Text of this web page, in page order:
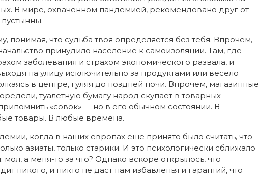
В мире, охваченном пандемией, рекомендовано друг от
понимая, что судьба твоя определяется без тебя. Впрочем,
принудило население к самоизоляции. Там, где
заболевания и страхом экономического развала, и
на улицу исключительно за продуктами или весело
в центре, гуляя до поздней ночи. Впрочем, магазинные
туалетную бумагу народ скупает в товарных
припомнить «совок» — но в его обычном состоянии. В
товары. В любые времена.
когда в наших европах еще принято было считать, что
азиаты, только старики. И это психологически сближало
а меня-то за что? Однако вскоре открылось, что
никого, и никто не даст нам избавленья и гарантий, что